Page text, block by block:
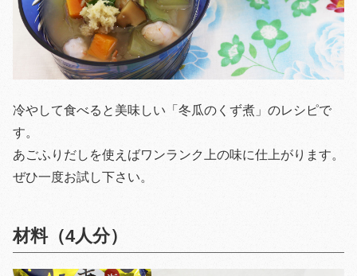
冷やして食べると美味しい「冬瓜のくず煮」のレシピで
す。
あごふりだしを使えばワンランク上の味に仕上がります。
ぜひ一度お試し下さい。
材料（4人分）